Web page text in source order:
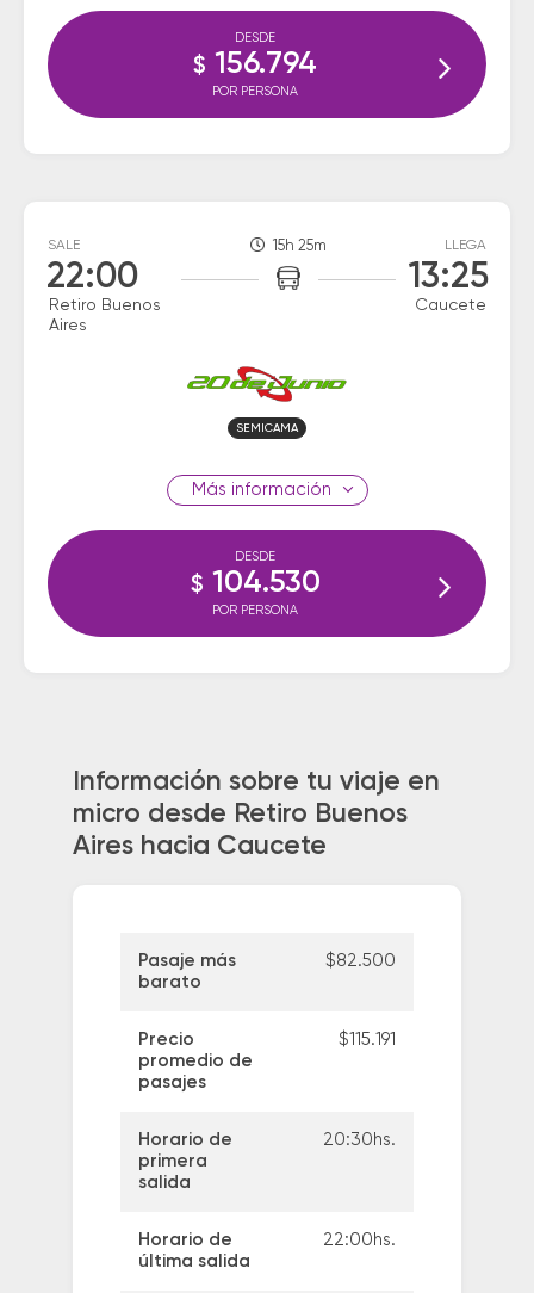
DESDE
$ 156.794
POR PERSONA
SALE
22:00
Retiro Buenos
Aires
15h 25m LLEGA
13:25
Caucete
SEMICAMA
información
DESDE
$ 104.530
POR PERSONA
Información sobre tu viaje en
micro desde Retiro Buenos
Aires hacia Caucete
Pasaje más
barato
$82.500
Precio
promedio de
pasajes
$115.191
Horario de
primera
salida
20:30hs.
Horario de
última salida
22:00hs.